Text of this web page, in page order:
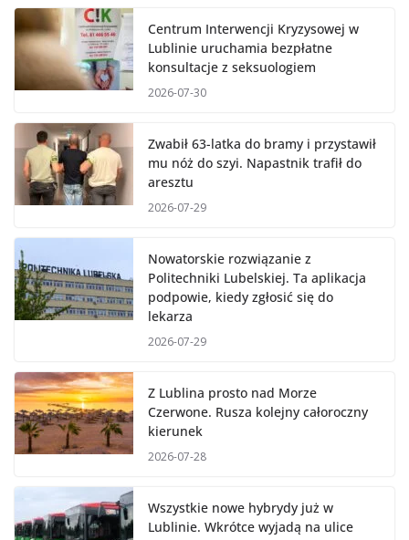
Centrum Interwencji Kryzysowej w
Lublinie uruchamia bezpłatne
konsultacje z seksuologiem
2026-07-30
Zwabił 63-latka do bramy i przystawił
mu nóż do szyi. Napastnik trafił do
aresztu
2026-07-29
Nowatorskie rozwiązanie z
Politechniki Lubelskiej. Ta aplikacja
podpowie, kiedy zgłosić się do
lekarza
2026-07-29
Z Lublina prosto nad Morze
Czerwone. Rusza kolejny całoroczny
kierunek
2026-07-28
Wszystkie nowe hybrydy już w
Lublinie. Wkrótce wyjadą na ulice